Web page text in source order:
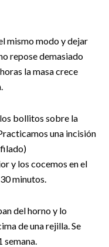
mismo modo y dejar
repose demasiado
la masa crece
bollitos sobre la
una incisión
y los cocemos en el
minutos.
del horno y lo
de una rejilla. Se
semana.